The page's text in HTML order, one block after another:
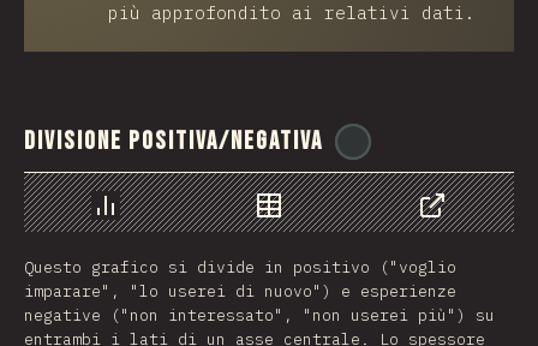
più approfondito ai relativi dati.
Divisione positiva/negativa
Grafico Dati
Condividere
Questo grafico si divide in positivo ("voglio
imparare", "lo userei di nuovo") e esperienze
negative ("non interessato", "non userei più") su
entrambi i lati di un asse centrale. Lo spessore